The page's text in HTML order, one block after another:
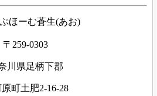
ほーむ蒼生(あお)
〒259-0303
川県足柄下郡
町土肥2-16-28